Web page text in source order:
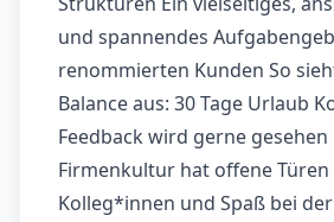
und spannendes
renommierten Kunden So
Balance aus: 30 Tage Urlaub
Feedback wird gerne gesehen
Firmenkultur hat offene
Kolleg*innen und Spaß bei